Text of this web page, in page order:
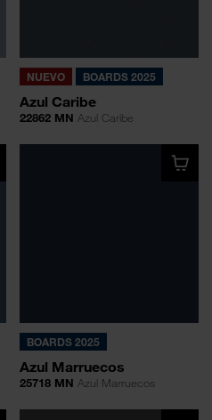
NUEVO BOARDS 2025
Azul Caribe
22862 MN Azul Caribe
BOARDS 2025
Azul Marruecos
25718 MN Azul Marruecos